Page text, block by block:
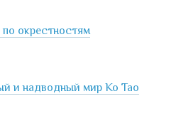
окрестностям
и надводный мир Ко Тао